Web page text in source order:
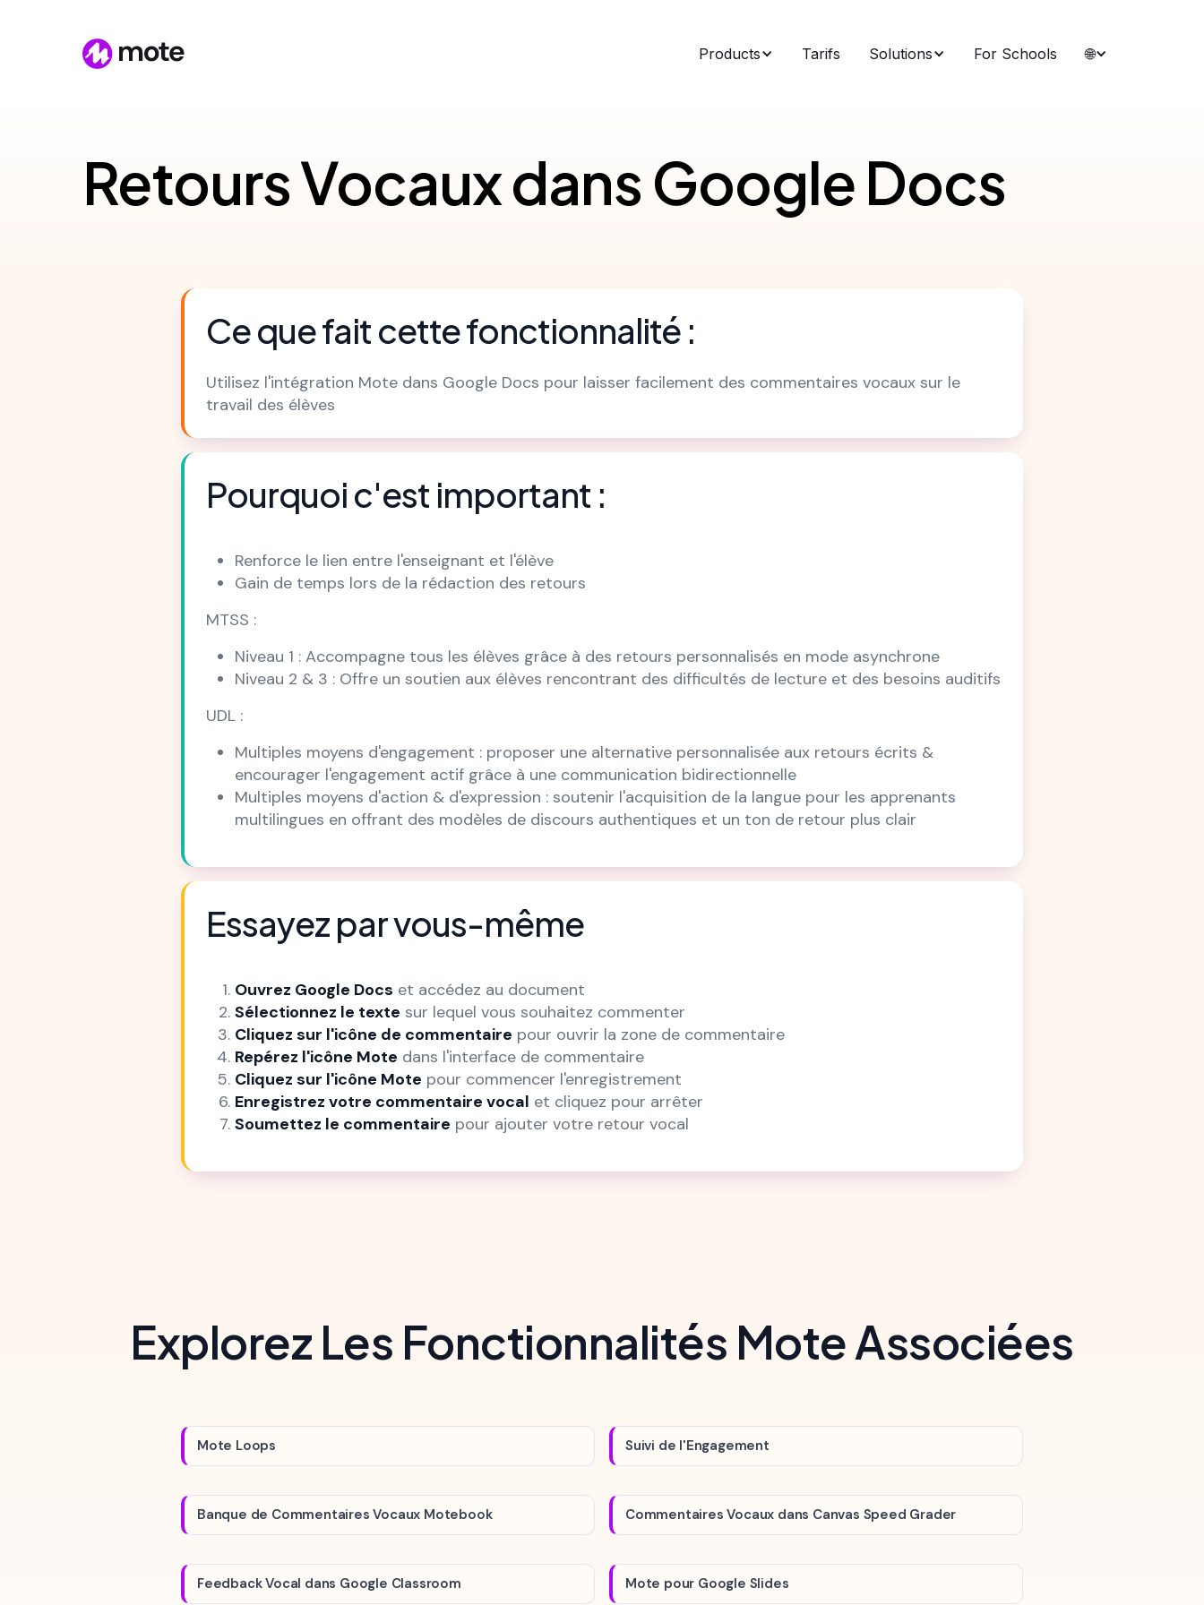
Products Tarifs Solutions For Schools 🌐
Retours Vocaux dans Google Docs
Ce que fait cette fonctionnalité :
Utilisez l'intégration Mote dans Google Docs pour laisser facilement des commentaires vocaux sur le
travail des élèves
Pourquoi c'est important :
Renforce le lien entre l'enseignant et l'élève
Gain de temps lors de la rédaction des retours
MTSS :
Niveau 1 : Accompagne tous les élèves grâce à des retours personnalisés en mode asynchrone
Niveau 2 & 3 : Offre un soutien aux élèves rencontrant des difficultés de lecture et des besoins auditifs
UDL :
Multiples moyens d'engagement : proposer une alternative personnalisée aux retours écrits &
encourager l'engagement actif grâce à une communication bidirectionnelle
Multiples moyens d'action & d'expression : soutenir l'acquisition de la langue pour les apprenants
multilingues en offrant des modèles de discours authentiques et un ton de retour plus clair
Essayez par vous-même
Ouvrez Google Docs et accédez au document
Sélectionnez le texte sur lequel vous souhaitez commenter
Cliquez sur l'icône de commentaire pour ouvrir la zone de commentaire
Repérez l'icône Mote dans l'interface de commentaire
Cliquez sur l'icône Mote pour commencer l'enregistrement
Enregistrez votre commentaire vocal et cliquez pour arrêter
Soumettez le commentaire pour ajouter votre retour vocal
Explorez Les Fonctionnalités Mote Associées
Mote Loops Suivi de l'Engagement
Banque de Commentaires Vocaux Motebook Commentaires Vocaux dans Canvas Speed Grader
Feedback Vocal dans Google Classroom Mote pour Google Slides